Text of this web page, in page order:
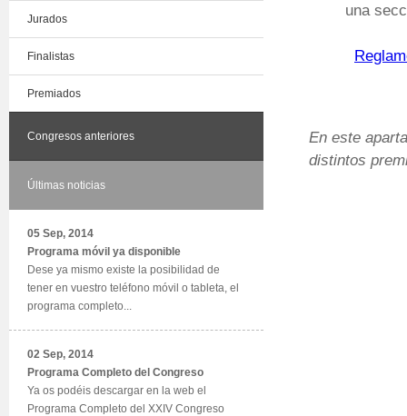
Jurados
Finalistas
Premiados
Congresos anteriores
Últimas noticias
05 Sep, 2014
Programa móvil ya disponible
Dese ya mismo existe la posibilidad de
tener en vuestro teléfono móvil o tableta, el
programa completo...
02 Sep, 2014
Programa Completo del Congreso
Ya os podéis descargar en la web el
Programa Completo del XXIV Congreso
una
En este
distintos